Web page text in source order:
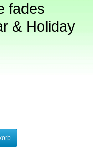
fades
& Holiday